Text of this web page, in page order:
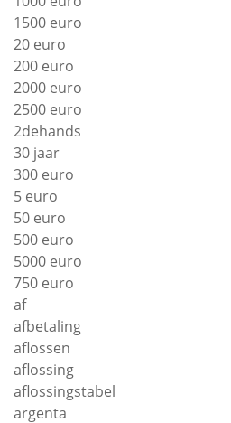
1500 euro
20 euro
200 euro
2000 euro
2500 euro
2dehands
30 jaar
300 euro
5 euro
50 euro
500 euro
5000 euro
750 euro
af
afbetaling
aflossen
aflossing
aflossingstabel
argenta